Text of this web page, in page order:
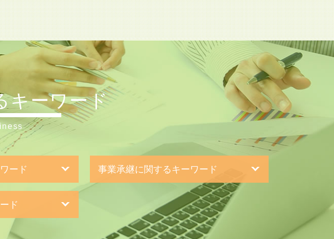
キーワード
ード 事業承継に関するキーワード
企業 再編
事業承継 m&a
ド
談